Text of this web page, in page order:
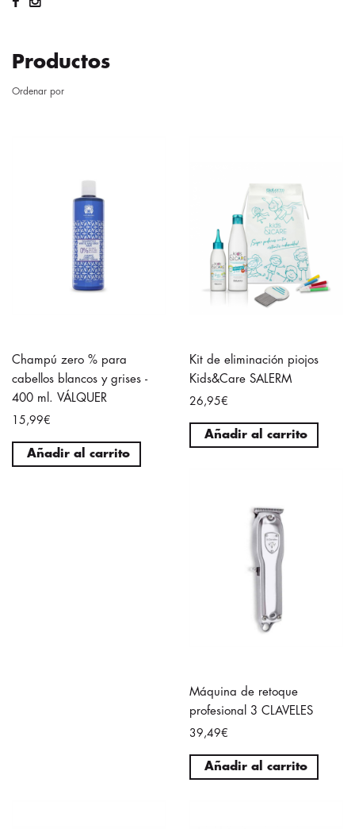
Productos
Ordenar por
Champú zero % para
cabellos blancos y grises -
400 ml. VÁLQUER
15,99€
Añadir al carrito
Kit de eliminación piojos
Kids&Care SALERM
26,95€
Añadir al carrito
Máquina de retoque
profesional 3 CLAVELES
39,49€
Añadir al carrito